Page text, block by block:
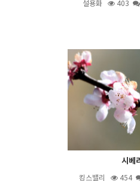
설용화 403
시베
킹스밸리 454